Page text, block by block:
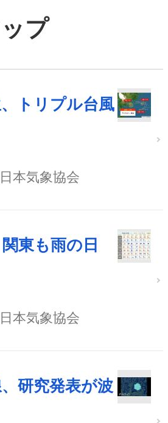
プ
トリプル台風
日本気象協会
東も雨の日
日本気象協会
研究発表が波